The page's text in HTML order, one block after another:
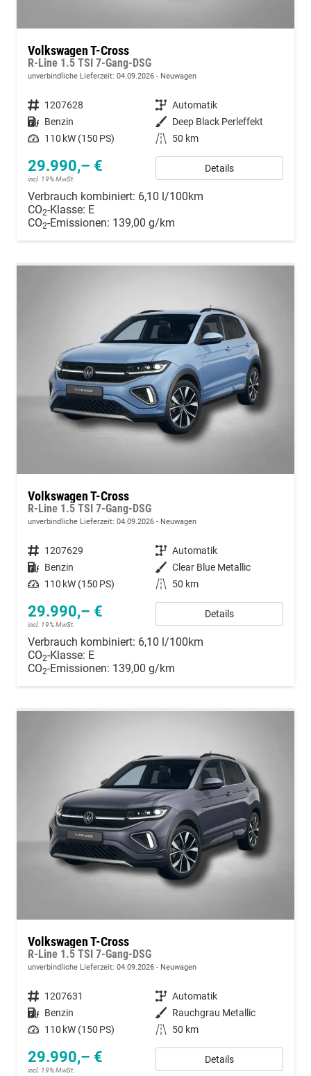
Volkswagen T-Cross
R-Line 1.5 TSI 7-Gang-DSG
unverbindliche Lieferzeit: 04.09.2026 Neuwagen
Fahrzeugnummer 1207628 Getriebe Automatik
Kraftstoff Benzin Außenfarbe Deep Black Perleffekt
Leistung 110 kW (150 PS) Kilometerstand 50 km
29.990,– €
incl. 19% MwSt.
Details
Verbrauch kombiniert: 6,10 l/100km
CO2-Klasse: E
CO2-Emissionen: 139,00 g/km
Volkswagen T-Cross
R-Line 1.5 TSI 7-Gang-DSG
unverbindliche Lieferzeit: 04.09.2026 Neuwagen
Fahrzeugnummer 1207629 Getriebe Automatik
Kraftstoff Benzin Außenfarbe Clear Blue Metallic
Leistung 110 kW (150 PS) Kilometerstand 50 km
29.990,– €
incl. 19% MwSt.
Details
Verbrauch kombiniert: 6,10 l/100km
CO2-Klasse: E
CO2-Emissionen: 139,00 g/km
Volkswagen T-Cross
R-Line 1.5 TSI 7-Gang-DSG
unverbindliche Lieferzeit: 04.09.2026 Neuwagen
Fahrzeugnummer 1207631 Getriebe Automatik
Kraftstoff Benzin Außenfarbe Rauchgrau Metallic
Leistung 110 kW (150 PS) Kilometerstand 50 km
29.990,– €
incl. 19% MwSt.
Details